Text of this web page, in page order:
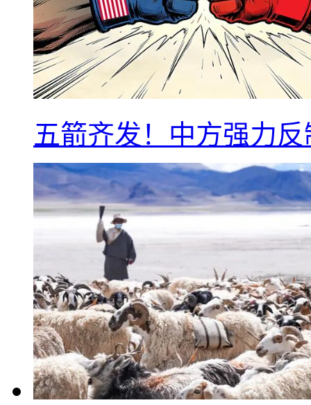
五箭齐发！中方强力